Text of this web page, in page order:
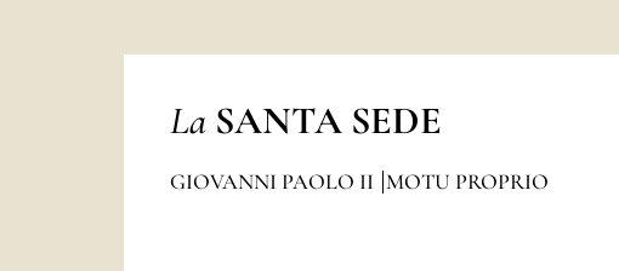
La SANTA SEDE
GIOVANNI PAOLO II MOTU PROPRIO